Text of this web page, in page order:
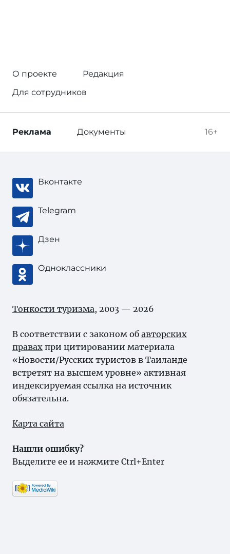
О проекте
Редакция
Для сотрудников
16+
Реклама Документы
Вконтакте
Telegram
Дзен
Одноклассники
Тонкости туризма, 2003 — 2026
В соответствии с законом об авторских
правах при цитировании материала
«Новости/Русских туристов в Таиланде
встретят на высшем уровне» активная
индексируемая ссылка на источник
обязательна.
Карта сайта
Нашли ошибку?
Выделите ее и нажмите Ctrl+Enter